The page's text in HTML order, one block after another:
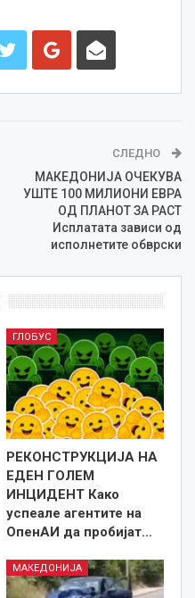
СЛЕДНО
МАКЕДОНИЈА ОЧЕКУВА
УШТЕ 100 МИЛИОНИ ЕВРА
ОД ПЛАНОТ ЗА РАСТ
Исплатата зависи од
исполнетите обврски
ГЛОБУС
РЕКОНСТРУКЦИЈА НА
ЕДЕН ГОЛЕМ
ИНЦИДЕНТ Како
успеале агентите на
ОпенАИ да пробијат…
МАКЕДОНИЈА